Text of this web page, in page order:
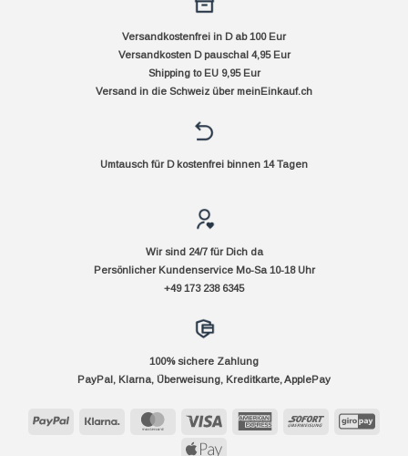
Versandkostenfrei in D ab 100 Eur
Versandkosten D pauschal 4,95 Eur
Shipping to EU 9,95 Eur
Versand in die Schweiz über meinEinkauf.ch
Umtausch für D kostenfrei binnen 14 Tagen
Wir sind 24/7 für Dich da
Persönlicher Kundenservice Mo-Sa 10-18 Uhr
+49 173 238 6345
100% sichere Zahlung
PayPal, Klarna, Überweisung, Kreditkarte, ApplePay
PayPal Klarna MasterCard Visa
AmericanSofort
Apple